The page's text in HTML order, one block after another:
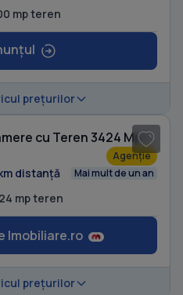
mp teren
prețurilor
Casă individuală cu 5 camere cu Teren 3424 Mp în Central
Agenție
distanță Mai mult de un an
mp teren
Imobiliare.ro
prețurilor